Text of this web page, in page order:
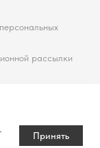
Принять